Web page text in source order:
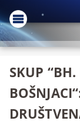
SKUP